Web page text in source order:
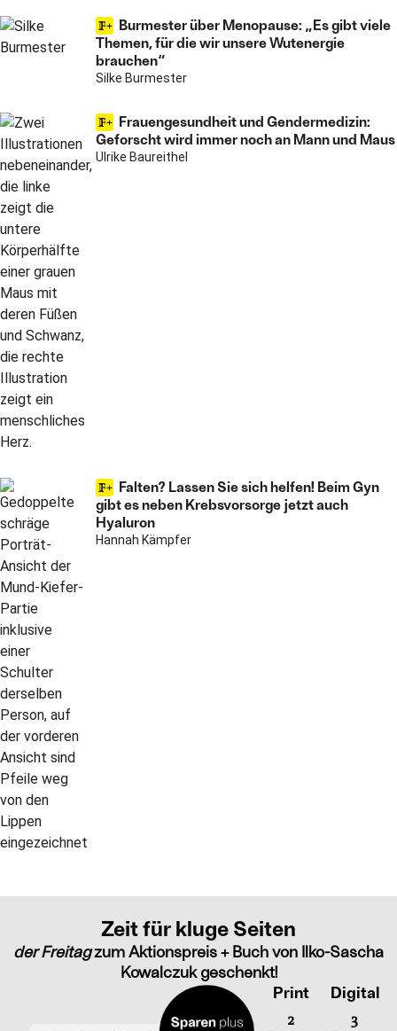
Burmester über Menopause: „Es gibt viele
Themen, für die wir unsere Wutenergie
brauchen“
Silke Burmester
Frauengesundheit und Gendermedizin:
Geforscht wird immer noch an Mann und Maus
Ulrike Baureithel
Falten? Lassen Sie sich helfen! Beim Gyn
gibt es neben Krebsvorsorge jetzt auch
Hyaluron
Hannah Kämpfer
Zeit für kluge Seiten
der Freitagzum Aktionspreis + Buch von Ilko-Sascha
Kowalczuk geschenkt!
Print
2
Digital
3